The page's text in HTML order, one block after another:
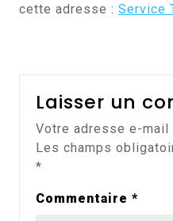
cette adresse : Service
Laisser un
Votre adresse e-mail
Les champs
*
Commentaire *